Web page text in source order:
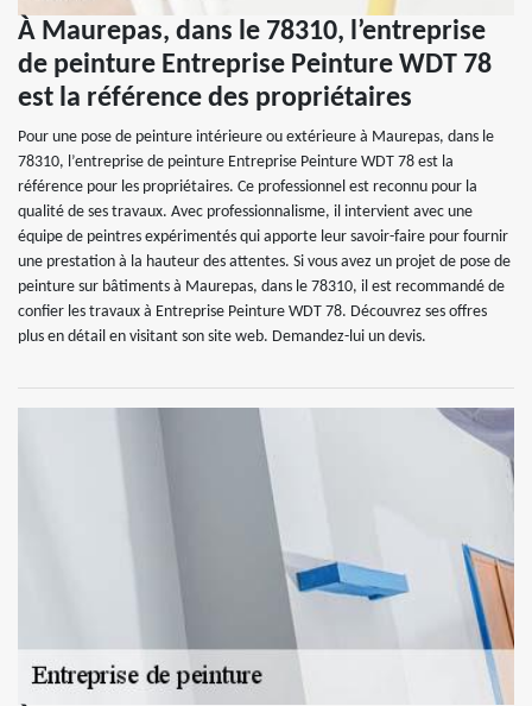
À Maurepas, dans le 78310, l’entreprise
de peinture Entreprise Peinture WDT 78
est la référence des propriétaires
Pour une pose de peinture intérieure ou extérieure à Maurepas, dans le
78310, l’entreprise de peinture Entreprise Peinture WDT 78 est la
référence pour les propriétaires. Ce professionnel est reconnu pour la
qualité de ses travaux. Avec professionnalisme, il intervient avec une
équipe de peintres expérimentés qui apporte leur savoir-faire pour fournir
une prestation à la hauteur des attentes. Si vous avez un projet de pose de
peinture sur bâtiments à Maurepas, dans le 78310, il est recommandé de
confier les travaux à Entreprise Peinture WDT 78. Découvrez ses offres
plus en détail en visitant son site web. Demandez-lui un devis.